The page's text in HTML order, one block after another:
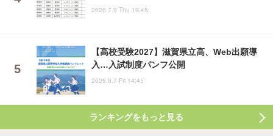
2026.7.9 Thu 19:45
【高校受験2027】滋賀県立高、Web出願導
入…入試制度パンフ公開
2026.8.7 Fri 14:45
ランキングをもっと見る